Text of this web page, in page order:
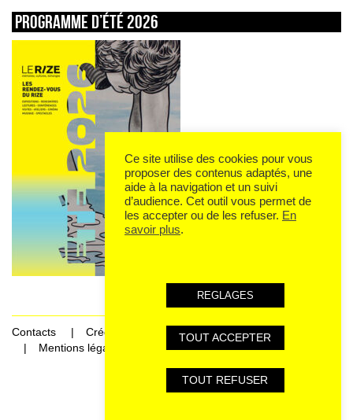
Programme d’été 2026
Contacts
Crédits
Mentions légales et données personnelles
Ce site utilise des cookies pour vous
proposer des contenus adaptés, une
aide à la navigation et un suivi
d’audience. Cet outil vous permet de
les accepter ou de les refuser. En
savoir plus.
REGLAGES
TOUT ACCEPTER
TOUT REFUSER